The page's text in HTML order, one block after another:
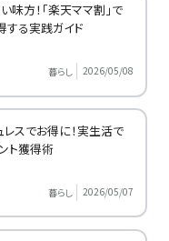
味方！「楽天ママ割」で
る実践ガイド
暮らし 2026/05/08
レスでお得に！実生活で
ト獲得術
暮らし 2026/05/07